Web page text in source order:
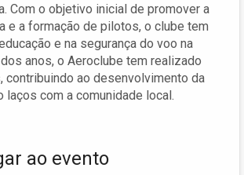
Com o objetivo inicial de promover a
e a formação de pilotos, o clube tem
e na segurança do voo na
anos, o Aeroclube tem realizado
contribuindo ao desenvolvimento da
laços com a comunidade local.
ao evento